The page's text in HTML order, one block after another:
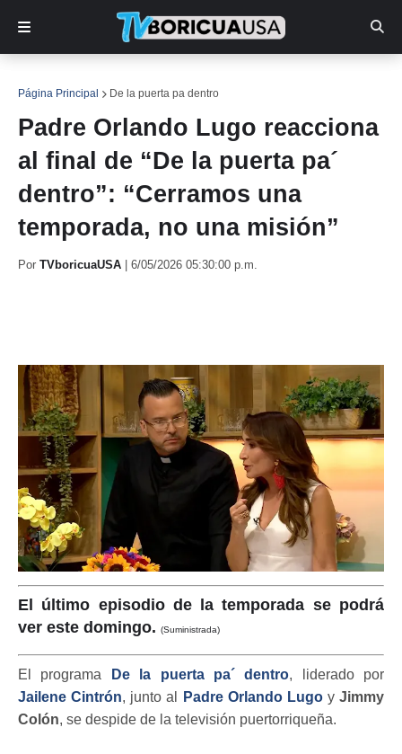
Página Principal De la puerta pa dentro
Padre Orlando Lugo reacciona
al final de “De la puerta pa´
dentro”: “Cerramos una
temporada, no una misión”
Por TVboricuaUSA 6/05/2026 05:30:00 p.m.
El último episodio de la temporada se podrá
ver este domingo. (Suministrada)
El programa De la puerta pa´ dentro, liderado por
Jailene Cintrón, junto al Padre Orlando Lugoy Jimmy
Colón, se despide de la televisión puertorriqueña.